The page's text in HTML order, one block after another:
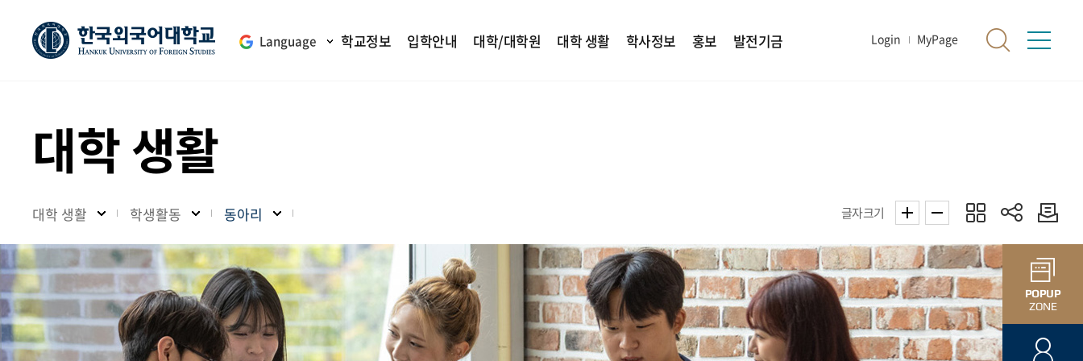
Language 학교정보 입학안내 대학/대학원 대학 생활 학사정보 홍보 발전기금 Login MyPage
POPUP
ZONE
대학 생활
대학 생활 학생활동 동아리 글자크기